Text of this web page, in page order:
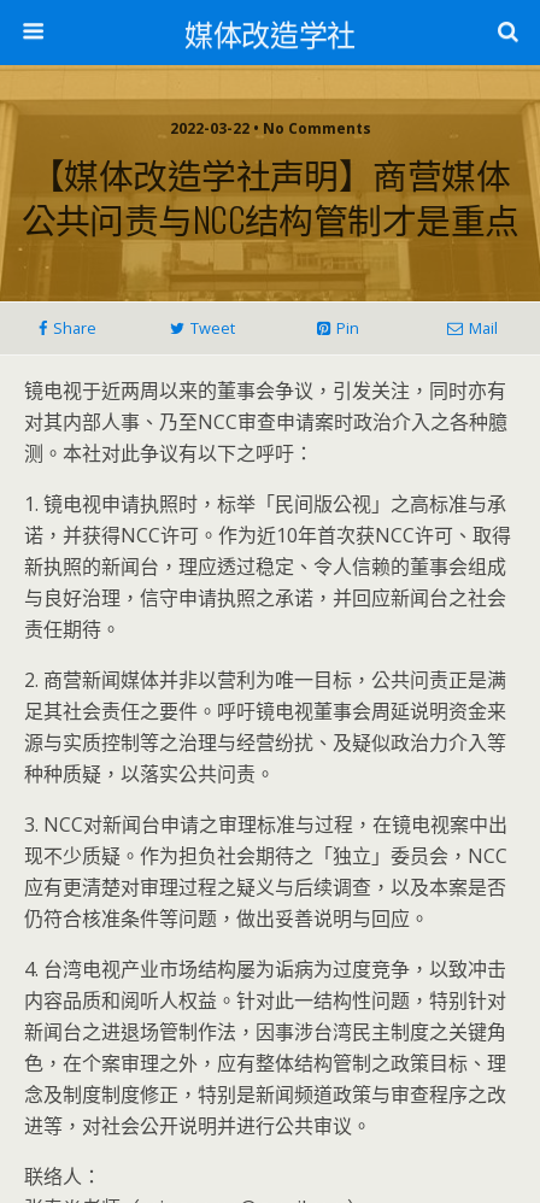
媒体改造学社
2022-03-22 • No Comments
【媒体改造学社声明】商营媒体
公共问责与NCC结构管制才是重点
Share Tweet Pin Mail
镜电视于近两周以来的董事会争议，引发关注，同时亦有
对其内部人事、乃至NCC审查申请案时政治介入之各种臆
测。本社对此争议有以下之呼吁：
1. 镜电视申请执照时，标举「民间版公视」之高标准与承
诺，并获得NCC许可。作为近10年首次获NCC许可、取得
新执照的新闻台，理应透过稳定、令人信赖的董事会组成
与良好治理，信守申请执照之承诺，并回应新闻台之社会
责任期待。
2. 商营新闻媒体并非以营利为唯一目标，公共问责正是满
足其社会责任之要件。呼吁镜电视董事会周延说明资金来
源与实质控制等之治理与经营纷扰、及疑似政治力介入等
种种质疑，以落实公共问责。
3. NCC对新闻台申请之审理标准与过程，在镜电视案中出
现不少质疑。作为担负社会期待之「独立」委员会，NCC
应有更清楚对审理过程之疑义与后续调查，以及本案是否
仍符合核准条件等问题，做出妥善说明与回应。
4. 台湾电视产业市场结构屡为诟病为过度竞争，以致冲击
内容品质和阅听人权益。针对此一结构性问题，特别针对
新闻台之进退场管制作法，因事涉台湾民主制度之关键角
色，在个案审理之外，应有整体结构管制之政策目标、理
念及制度制度修正，特别是新闻频道政策与审查程序之改
进等，对社会公开说明并进行公共审议。
联络人：